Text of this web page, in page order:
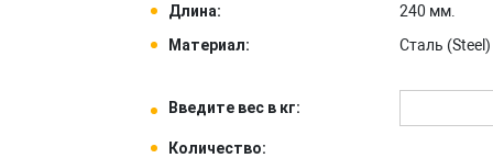
Длина:
240 мм.
Материал:
Сталь (Steel) .
Введите вес в кг:
Количество: